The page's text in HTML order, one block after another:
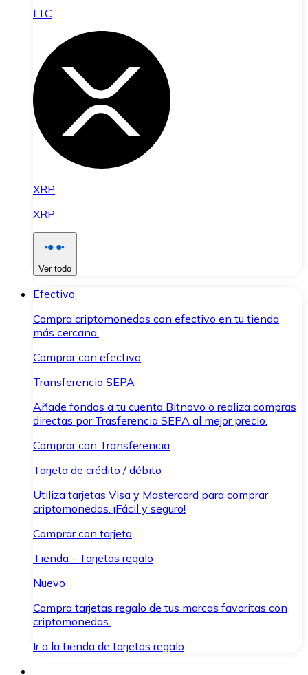
LTC
XRP
XRP
Ver todo
Efectivo
Compra criptomonedas con efectivo en tu tienda
más cercana.
Comprar con efectivo
Transferencia SEPA
Añade fondos a tu cuenta Bitnovo o realiza compras
directas por Trasferencia SEPA al mejor precio.
Comprar con Transferencia
Tarjeta de crédito / débito
Utiliza tarjetas Visa y Mastercard para comprar
criptomonedas. ¡Fácil y seguro!
Comprar con tarjeta
Tienda - Tarjetas regalo
Nuevo
Compra tarjetas regalo de tus marcas favoritas con
criptomonedas.
Ir a la tienda de tarjetas regalo